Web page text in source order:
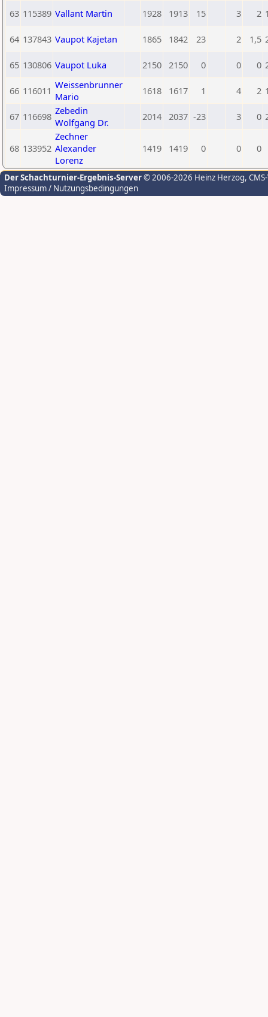
63 115389 Vallant Martin 1928 1913 15 3 2
64 137843 Vaupot Kajetan 1865 1842 23 2 1,5
65 130806 Vaupot Luka 2150 2150 0 0 0
66 116011 Weissenbrunner
Mario
1618 1617 1 4 2
67 116698 Zebedin
Wolfgang Dr.
2014 2037 -23 3 0
68 133952
Zechner
Alexander
Lorenz
1419 1419 0 0 0
Der Schachturnier-Ergebnis-Server© 2006-2026 Heinz Herzog,
Impressum / Nutzungsbedingungen